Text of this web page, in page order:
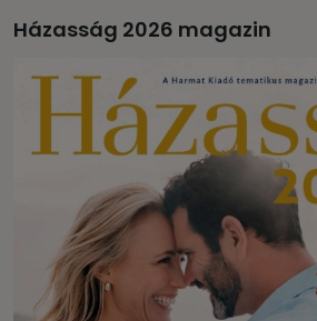
Házasság 2026 magazin